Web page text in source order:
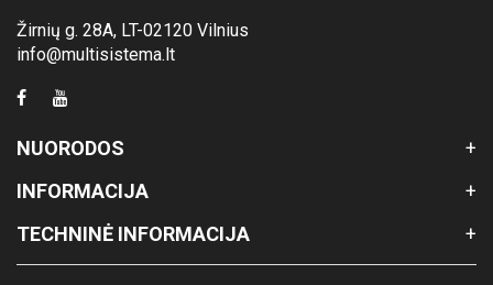
Žirnių g. 28A, LT-02120 Vilnius
info@multisistema.lt
NUORODOS
INFORMACIJA
TECHNINĖ INFORMACIJA